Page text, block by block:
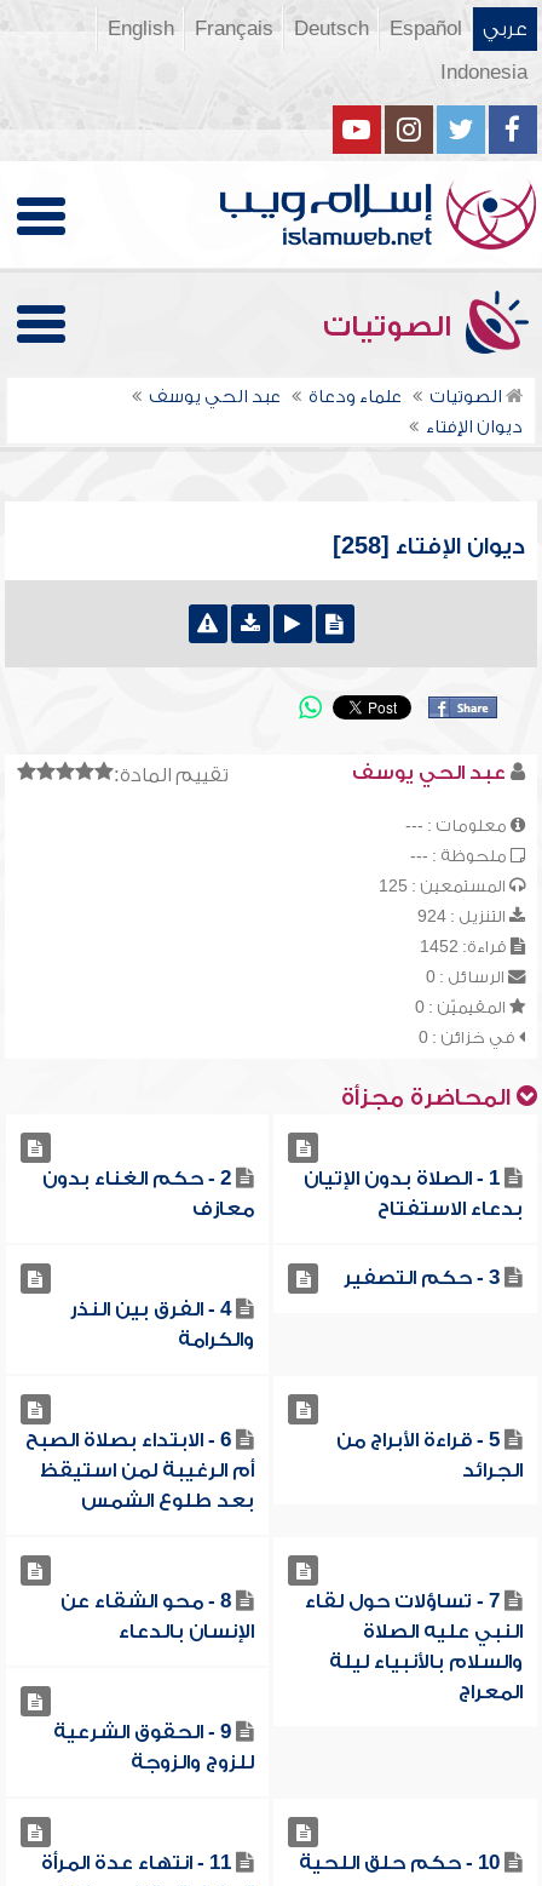
عربي Español
Deutsch
Français
English
Indonesia
الصوتيات
الصوتيات علماء ودعاة
عبد الحي يوسف
ديوان الإفتاء
ديوان الإفتاء [258]
تقييم المادة: عبد الحي يوسف
معلومات : ---
ملحوظة : ---
المستمعين : 125
التنزيل : 924
قراءة: 1452
الرسائل : 0
المقيميّن : 0
في خزائن : 0
المحاضرة مجزأة
1 - الصلاة بدون الإتيان
بدعاء الاستفتاح
2 - حكم الغناء بدون
معازف
3 - حكم التصفير
4 - الفرق بين النذر
والكرامة
5 - قراءة الأبراج من
الجرائد
6 - الابتداء بصلاة الصبح
أم الرغيبة لمن استيقظ
بعد طلوع الشمس
7 - تساؤلات حول لقاء
النبي عليه الصلاة
والسلام بالأنبياء ليلة
المعراج
8 - محو الشقاء عن
الإنسان بالدعاء
9 - الحقوق الشرعية
للزوج والزوجة
10 - حكم حلق اللحية
11 - انتهاء عدة المرأة